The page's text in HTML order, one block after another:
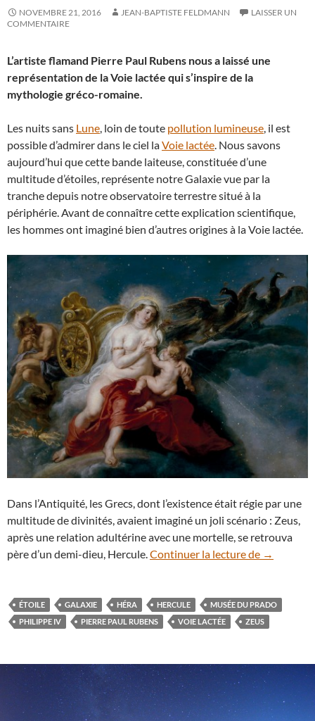
NOVEMBRE 21, 2016 JEAN-BAPTISTE FELDMANN
LAISSER UN
COMMENTAIRE
L’artiste flamand Pierre Paul Rubens nous a laissé une
représentation de la Voie lactée qui s’inspire de la
mythologie gréco-romaine.
Les nuits sans Lune, loin de toute pollution lumineuse, il est
possible d’admirer dans le ciel laVoie lactée. Nous savons
aujourd’hui que cette bande laiteuse, constituée d’une
multitude d’étoiles, représente notre Galaxie vue par la
tranche depuis notre observatoire terrestre situé à la
périphérie. Avant de connaître cette explication scientifique,
les hommes ont imaginé bien d’autres origines à la Voie lactée.
Dans l’Antiquité, les Grecs, dont l’existence était régie par une
multitude de divinités, avaient imaginé un joli scénario : Zeus,
après une relation adultérine avec une mortelle, se retrouva
père d’un demi-dieu, Hercule. Continuer la lecture de L’origine
→
ÉTOILE GALAXIE HÉRA HERCULE
MUSÉE DU PRADO
PHILIPPE IV
PIERRE PAUL RUBENS VOIE LACTÉE ZEUS